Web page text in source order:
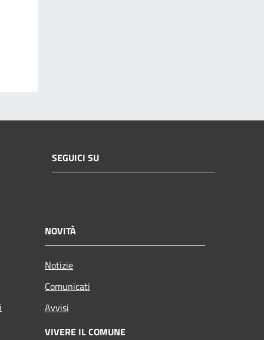
SEGUICI SU
NOVITÀ
Notizie
Comunicati
Avvisi
VIVERE IL COMUNE